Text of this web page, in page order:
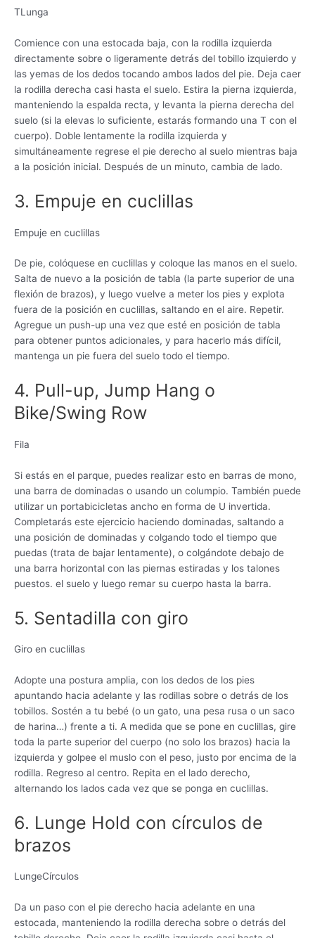
TLunga
Comience con una estocada baja, con la rodilla izquierda
directamente sobre o ligeramente detrás del tobillo izquierdo y
las yemas de los dedos tocando ambos lados del pie. Deja caer
la rodilla derecha casi hasta el suelo. Estira la pierna izquierda,
manteniendo la espalda recta, y levanta la pierna derecha del
suelo (si la elevas lo suficiente, estarás formando una T con el
cuerpo). Doble lentamente la rodilla izquierda y
simultáneamente regrese el pie derecho al suelo mientras baja
a la posición inicial. Después de un minuto, cambia de lado.
3. Empuje en cuclillas
Empuje en cuclillas
De pie, colóquese en cuclillas y coloque las manos en el suelo.
Salta de nuevo a la posición de tabla (la parte superior de una
flexión de brazos), y luego vuelve a meter los pies y explota
fuera de la posición en cuclillas, saltando en el aire. Repetir.
Agregue un push-up una vez que esté en posición de tabla
para obtener puntos adicionales, y para hacerlo más difícil,
mantenga un pie fuera del suelo todo el tiempo.
4. Pull-up, Jump Hang o
Bike/Swing Row
Fila
Si estás en el parque, puedes realizar esto en barras de mono,
una barra de dominadas o usando un columpio. También puede
utilizar un portabicicletas ancho en forma de U invertida.
Completarás este ejercicio haciendo dominadas, saltando a
una posición de dominadas y colgando todo el tiempo que
puedas (trata de bajar lentamente), o colgándote debajo de
una barra horizontal con las piernas estiradas y los talones
puestos. el suelo y luego remar su cuerpo hasta la barra.
5. Sentadilla con giro
Giro en cuclillas
Adopte una postura amplia, con los dedos de los pies
apuntando hacia adelante y las rodillas sobre o detrás de los
tobillos. Sostén a tu bebé (o un gato, una pesa rusa o un saco
de harina…) frente a ti. A medida que se pone en cuclillas, gire
toda la parte superior del cuerpo (no solo los brazos) hacia la
izquierda y golpee el muslo con el peso, justo por encima de la
rodilla. Regreso al centro. Repita en el lado derecho,
alternando los lados cada vez que se ponga en cuclillas.
6. Lunge Hold con círculos de
brazos
LungeCírculos
Da un paso con el pie derecho hacia adelante en una
estocada, manteniendo la rodilla derecha sobre o detrás del